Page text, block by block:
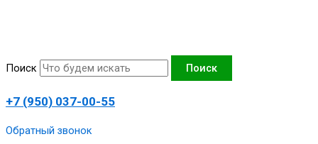
Поиск Поиск
+7 (950) 037-00-55
Обратный звонок
Маргарита,
100х190